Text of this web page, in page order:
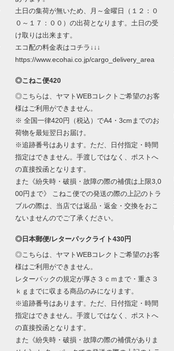
土日の集荷が無いため、月～金曜日（１２：０
０～１７：００）の出荷となります。土日の受
け取りは出来ます。
エコ配の料金表はコチラ↓↓↓
https://www.ecohai.co.jp/cargo_delivery_area
◎こねこ便420
◎こちらは、ヤマトWEBコレクトご希望のお客
様はご利用ができません。
※ 全国一律420円（税込）でA4・3cmまでのお
荷物を最短翌日お届け。
※追跡番号はあります。ただ、日付指定・時間
指定はできません。手渡しではなく、ポストへ
の直接投函となります。
また《紛失時・破損・故障の際の補償は上限3,0
00円まで》 こねこ便での発送の際の上記のトラ
ブルの際は、当店では返品・返金・交換をおこ
ないませんのでご了承ください。
◎日本郵便/レターパックライト430円
◎こちらは、ヤマトWEBコレクトご希望のお客
様はご利用ができません。
レターパックの規定が厚さ３ｃｍまで・重さ３
ｋｇまでに収まる商品のみになります。
※追跡番号はあります。ただ、日付指定・時間
指定はできません。手渡しではなく、ポストへ
の直接投函となります。
また《紛失時・破損・故障の際の補償がありま